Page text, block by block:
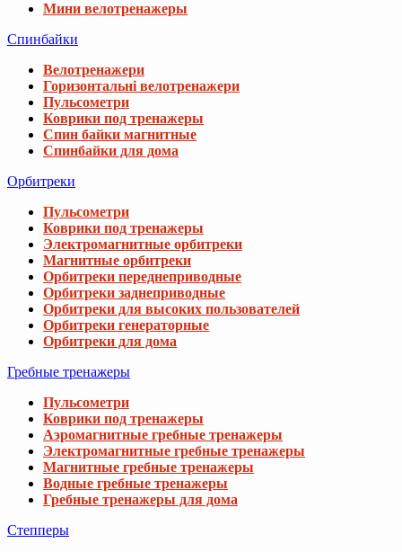
Мини велотренажеры
Спинбайки
Велотренажери
Горизонтальні велотренажери
Пульсометри
Коврики под тренажеры
Спин байки магнитные
Спинбайки для дома
Орбитреки
Пульсометри
Коврики под тренажеры
Электромагнитные орбитреки
Магнитные орбитреки
Орбитреки переднеприводные
Орбитреки заднеприводные
Орбитреки для высоких пользователей
Орбитреки генераторные
Орбитреки для дома
Гребные тренажеры
Пульсометри
Коврики под тренажеры
Аэромагнитные гребные тренажеры
Электромагнитные гребные тренажеры
Магнитные гребные тренажеры
Водные гребные тренажеры
Гребные тренажеры для дома
Степперы